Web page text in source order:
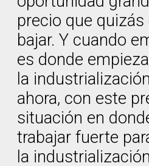
precio que quizás
bajar. Y cuando
es donde
la
ahora, con este
situación en
trabajar fuerte
la